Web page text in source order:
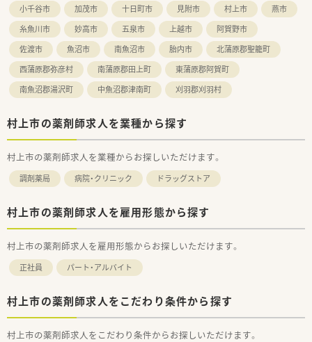
小千谷市
加茂市 十日町市 見附市 村上市
燕市
糸魚川市
妙高市 五泉市 上越市
阿賀野市
佐渡市
魚沼市 南魚沼市 胎内市
北蒲原郡聖籠町
西蒲原郡弥彦村
南蒲原郡田上町
東蒲原郡阿賀町
南魚沼郡湯沢町
中魚沼郡津南町 刈羽郡刈羽村
村上市の薬剤師求人を業種から探す
村上市の薬剤師求人を業種からお探しいただけます。
調剤薬局 病院・クリニック ドラッグストア
村上市の薬剤師求人を雇用形態から探す
村上市の薬剤師求人を雇用形態からお探しいただけます。
正社員 パート・アルバイト
村上市の薬剤師求人をこだわり条件から探す
村上市の薬剤師求人をこだわり条件からお探しいただけます。